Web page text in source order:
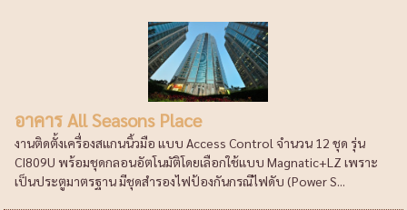
อาคาร All Seasons Place
งานติดตั้งเครื่องสแกนนิ้วมือ แบบ Access Control จำนวน 12 ชุด รุ่น
CI809U พร้อมชุดกลอนอัตโนมัติโดยเลือกใช้แบบ Magnatic+LZ เพราะ
เป็นประตูมาตรฐาน มีชุดสำรองไฟป้องกันกรณีไฟดับ (Power S...